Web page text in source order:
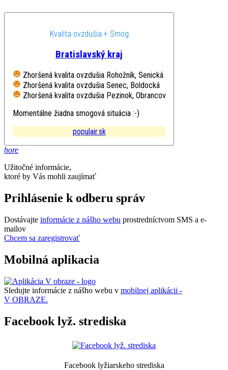
Kvalita ovzdušia + Smog
Bratislavský kraj
Zhoršená kvalita ovzdušia Rohožník, Senická
Zhoršená kvalita ovzdušia Senec, Boldocká
Zhoršená kvalita ovzdušia Pezinok, Obrancov mieru
Momentálne žiadna smogová situácia :-)
populair.sk
hore
Užitočné informácie,
ktoré by Vás mohli zaujímať
Prihlásenie k odberu správ
Dostávajte informácie z nášho webu prostredníctvom SMS a e-
mailov
Chcem sa zaregistrovať
Mobilná aplikacia
Sledujte informácie z nášho webu v mobilnej aplikácii -
V OBRAZE.
Facebook lyž. strediska
Facebook lyžiarskeho strediska